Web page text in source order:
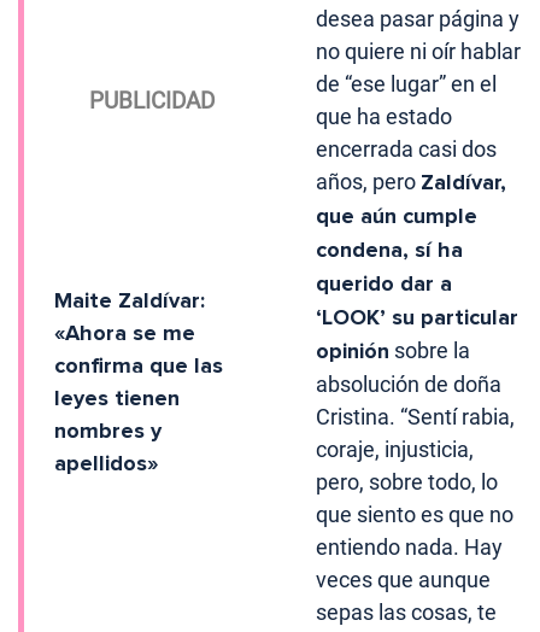
Maite Zaldívar:
«Ahora se me
confirma que las
leyes tienen
nombres y
apellidos»
desea pasar página y
no quiere ni oír hablar
de “ese lugar” en el
que ha estado
encerrada casi dos
años, pero Zaldívar,
que aún cumple
condena, sí ha
querido dar a
‘LOOK’ su particular
opinión sobre la
absolución de doña
Cristina. “Sentí rabia,
coraje, injusticia,
pero, sobre todo, lo
que siento es que no
entiendo nada. Hay
veces que aunque
sepas las cosas, te